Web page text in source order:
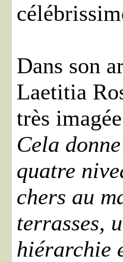
Dans son
Laetitia
très
Cela
quatre
chers au
terrasses,
hiérarchie